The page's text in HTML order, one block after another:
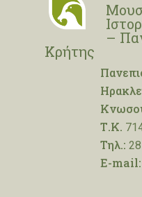
–
Κρήτης
Τ.Κ.
Τηλ.:
E-mail: